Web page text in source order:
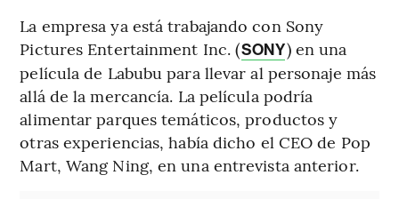
La empresa ya está trabajando con Sony
Pictures Entertainment Inc. (SONY) en una
película de Labubu para llevar al personaje más
allá de la mercancía. La película podría
alimentar parques temáticos, productos y
otras experiencias, había dicho el CEO de Pop
Mart, Wang Ning, en una entrevista anterior.